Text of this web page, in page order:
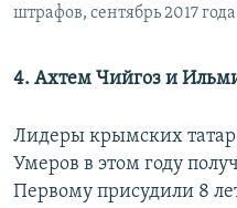
штрафов, сентябрь 2017 года
4. Ахтем Чийгоз и
Лидеры крымских
Умеров в этом году
Первому присудили 8